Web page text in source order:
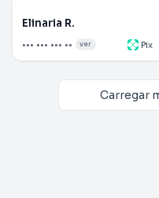
Elinaria R.
••• ••• ••• •• ver Pix
Carregar